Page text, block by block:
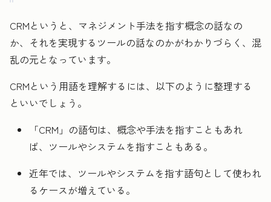
CRMというと、マネジメント手法を指す概念の話なの
か、それを実現するツールの話なのかがわかりづらく、混
乱の元となっています。
CRMという用語を理解するには、以下のように整理する
といいでしょう。
「CRM」の語句は、概念や手法を指すこともあれ
ば、ツールやシステムを指すこともある。
近年では、ツールやシステムを指す語句として使われ
るケースが増えている。